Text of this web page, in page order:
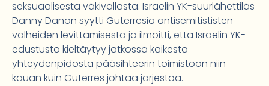
seksuaalisesta väkivallasta. Israelin YK-suurlähettiläs
Danny Danon syytti Guterresia antisemitististen
valheiden levittämisestä ja ilmoitti, että Israelin YK-
edustusto kieltäytyy jatkossa kaikesta
yhteydenpidosta pääsihteerin toimistoon niin
kauan kuin Guterres johtaa järjestöä.